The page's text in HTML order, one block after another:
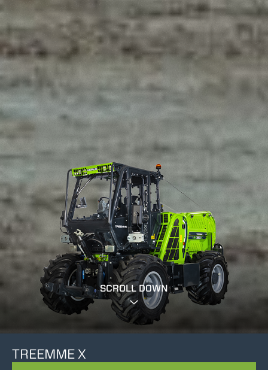
SCROLL DOWN
TREEMME X